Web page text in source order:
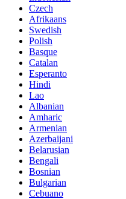
Czech
Afrikaans
Swedish
Polish
Basque
Catalan
Esperanto
Hindi
Lao
Albanian
Amharic
Armenian
Azerbaijani
Belarusian
Bengali
Bosnian
Bulgarian
Cebuano